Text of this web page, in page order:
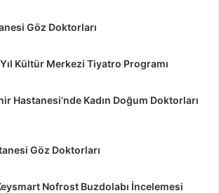
Göz Doktorları
Kültür Merkezi Tiyatro Programı
Hastanesi’nde Kadın Doğum Doktorları
Göz Doktorları
Nofrost Buzdolabı İncelemesi